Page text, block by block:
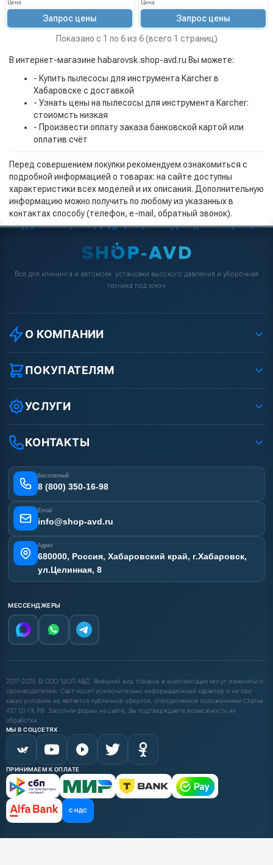
Цена
Запрос цены
Цена
Запрос цены
Показано с 1 по 6 из 6 (всего 1 страниц)
В интернет-магазине habarovsk.shop-avd.ru Вы можете:
- Купить пылесосы для инструмента Karcher в
Хабаровске с доставкой
- Узнать цены на пылесосы для инструмента Karcher:
стоиомсть низкая
- Произвести оплату заказа банковской картой или
оплатив счёт
Перед совершением покупки рекомендуем ознакомиться с
подробной информацией о товарах: на сайте доступны
характеристики всех моделей и их описания. Дополнительную
информацию можно получить по любому из указанных в
контактах способу (телефон, e-mail, обратный звонок).
Всё для клининга и автомоек: установки высокого давления и уборочная
техника под ключ.
О КОМПАНИИ
О компании
Реквизиты ООО «Шоп АВД»
Защита данных клиента
Условия соглашения
Вакансии
Статьи
ПОКУПАТЕЛЯМ
Как заказать?
Оплата
Доставка
Лизинг
Получить скидку
УСЛУГИ
Ремонт АВД
Сертификаты
Наши работы
Отзывы наших клиентов
Карта сайта
КОНТАКТЫ
Бесплатный
8 (800) 350-16-98
Email
info@shop-avd.ru
Адрес
680000, Россия, Хабаровский край, г.Хабаровск,
ул.Целинная, 8
МЕССЕНДЖЕРЫ
2017-2025 © ООО "ШОП АВД". Внешний вид товаров и комплектация могут изменяться
производителем. Сайт носит исключительно информационный характер и ни при
каких условиях не является публичной офертой, определяемой положениями Статьи
437 (2) ГК РФ. Заполняя формы на сайте, Вы подтверждаете возможность их
обработки.
МЫ В СОЦСЕТЯХ
ПРИНИМАЕМ К ОПЛАТЕ
С НДС